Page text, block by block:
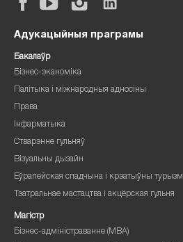
Адукацыйныя праграмы
Бакалаўр
Бізнес-эканоміка
Палітыка і міжнародныя адносіны
Права
Інфарматыка
Стварэнне гульняў
Візуальны дызайн
Еўрапейская спадчына і крэатыўны турызм
Тэатральнае мастацтва і акцёрская гульня
Магістр
Бізнес-адміністраванне (MBA)